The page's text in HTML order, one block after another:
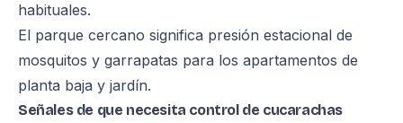
habituales.
El parque cercano significa presión estacional de
mosquitos y garrapatas para los apartamentos de
planta baja y jardín.
Señales de que necesita control de cucarachas